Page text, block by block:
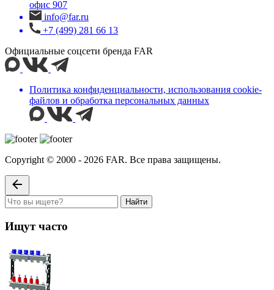
офис 907
info@far.ru
+7 (499) 281 66 13
Официальные соцсети бренда FAR
Политика конфиденциальности, использования сookie-
файлов и обработка персональных данных
Copyright © 2000 - 2026 FAR. Все права защищены.
Найти
Ищут часто